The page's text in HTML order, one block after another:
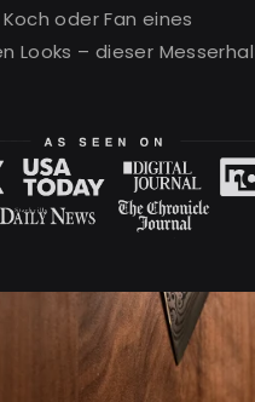
oder Fan eines
Looks – dieser